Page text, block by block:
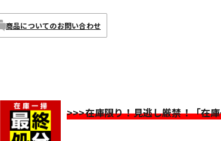
商品についてのお問い合わせ
>>>在庫限り！見逃し厳禁！「在